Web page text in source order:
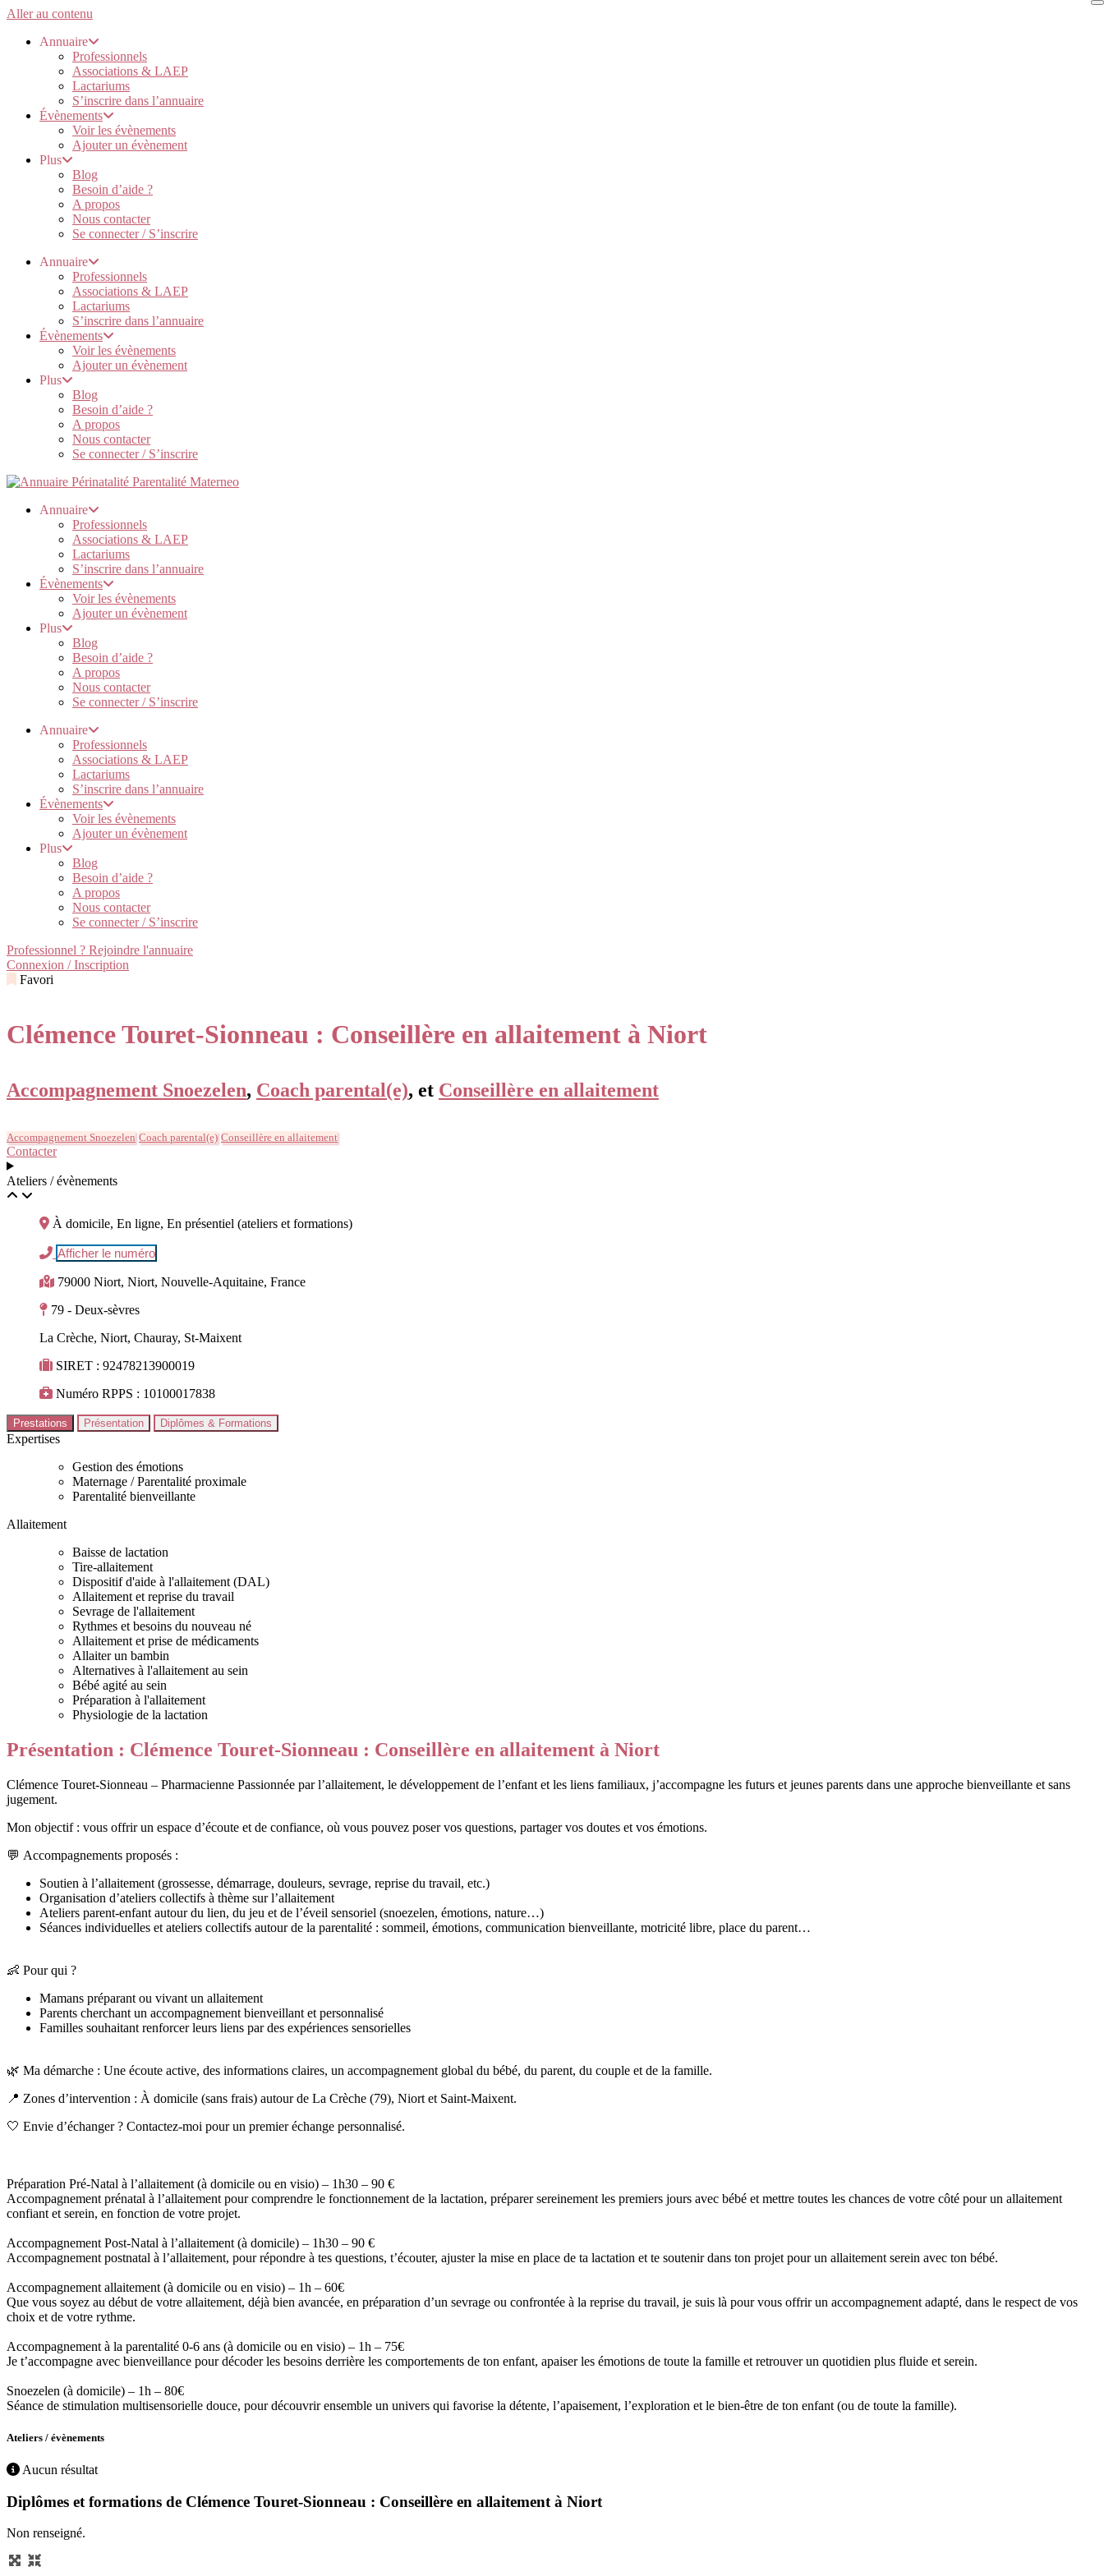
Aller au contenu
Annuaire
Professionnels
Associations & LAEP
Lactariums
S’inscrire dans l’annuaire
Évènements
Voir les évènements
Ajouter un évènement
Plus
Blog
Besoin d’aide ?
A propos
Nous contacter
Se connecter / S’inscrire
Annuaire
Professionnels
Associations & LAEP
Lactariums
S’inscrire dans l’annuaire
Évènements
Voir les évènements
Ajouter un évènement
Plus
Blog
Besoin d’aide ?
A propos
Nous contacter
Se connecter / S’inscrire
Annuaire
Professionnels
Associations & LAEP
Lactariums
S’inscrire dans l’annuaire
Évènements
Voir les évènements
Ajouter un évènement
Plus
Blog
Besoin d’aide ?
A propos
Nous contacter
Se connecter / S’inscrire
Annuaire
Professionnels
Associations & LAEP
Lactariums
S’inscrire dans l’annuaire
Évènements
Voir les évènements
Ajouter un évènement
Plus
Blog
Besoin d’aide ?
A propos
Nous contacter
Se connecter / S’inscrire
Professionnel ? Rejoindre l'annuaire
Connexion / Inscription
Favori
Clémence Touret-Sionneau : Conseillère en allaitement à Niort
Accompagnement Snoezelen, Coach parental(e), et Conseillère en allaitement
Accompagnement Snoezelen Coach parental(e) Conseillère en allaitement
Contacter
Ateliers / évènements
À domicile, En ligne, En présentiel (ateliers et formations)
Afficher le numéro
79000 Niort, Niort, Nouvelle-Aquitaine, France
79 - Deux-sèvres
La Crèche, Niort, Chauray, St-Maixent
SIRET : 92478213900019
Numéro RPPS : 10100017838
Prestations Présentation Diplômes & Formations
Expertises
Gestion des émotions
Maternage / Parentalité proximale
Parentalité bienveillante
Allaitement
Baisse de lactation
Tire-allaitement
Dispositif d'aide à l'allaitement (DAL)
Allaitement et reprise du travail
Sevrage de l'allaitement
Rythmes et besoins du nouveau né
Allaitement et prise de médicaments
Allaiter un bambin
Alternatives à l'allaitement au sein
Bébé agité au sein
Préparation à l'allaitement
Physiologie de la lactation
Présentation : Clémence Touret-Sionneau : Conseillère en allaitement à Niort
Clémence Touret-Sionneau – Pharmacienne Passionnée par l’allaitement, le développement de l’enfant et les liens familiaux, j’accompagne les futurs et jeunes parents dans une approche bienveillante et sans
jugement.
Mon objectif : vous offrir un espace d’écoute et de confiance, où vous pouvez poser vos questions, partager vos doutes et vos émotions.
💬 Accompagnements proposés :
Soutien à l’allaitement (grossesse, démarrage, douleurs, sevrage, reprise du travail, etc.)
Organisation d’ateliers collectifs à thème sur l’allaitement
Ateliers parent-enfant autour du lien, du jeu et de l’éveil sensoriel (snoezelen, émotions, nature…)
Séances individuelles et ateliers collectifs autour de la parentalité : sommeil, émotions, communication bienveillante, motricité libre, place du parent…
👶 Pour qui ?
Mamans préparant ou vivant un allaitement
Parents cherchant un accompagnement bienveillant et personnalisé
Familles souhaitant renforcer leurs liens par des expériences sensorielles
🌿 Ma démarche : Une écoute active, des informations claires, un accompagnement global du bébé, du parent, du couple et de la famille.
📍 Zones d’intervention : À domicile (sans frais) autour de La Crèche (79), Niort et Saint-Maixent.
🤍 Envie d’échanger ? Contactez-moi pour un premier échange personnalisé.
Préparation Pré-Natal à l’allaitement (à domicile ou en visio) – 1h30 – 90 €
Accompagnement prénatal à l’allaitement pour comprendre le fonctionnement de la lactation, préparer sereinement les premiers jours avec bébé et mettre toutes les chances de votre côté pour un allaitement
confiant et serein, en fonction de votre projet.
Accompagnement Post-Natal à l’allaitement (à domicile) – 1h30 – 90 €
Accompagnement postnatal à l’allaitement, pour répondre à tes questions, t’écouter, ajuster la mise en place de ta lactation et te soutenir dans ton projet pour un allaitement serein avec ton bébé.
Accompagnement allaitement (à domicile ou en visio) – 1h – 60€
Que vous soyez au début de votre allaitement, déjà bien avancée, en préparation d’un sevrage ou confrontée à la reprise du travail, je suis là pour vous offrir un accompagnement adapté, dans le respect de vos
choix et de votre rythme.
Accompagnement à la parentalité 0-6 ans (à domicile ou en visio) – 1h – 75€
Je t’accompagne avec bienveillance pour décoder les besoins derrière les comportements de ton enfant, apaiser les émotions de toute la famille et retrouver un quotidien plus fluide et serein.
Snoezelen (à domicile) – 1h – 80€
Séance de stimulation multisensorielle douce, pour découvrir ensemble un univers qui favorise la détente, l’apaisement, l’exploration et le bien-être de ton enfant (ou de toute la famille).
Ateliers / évènements
Aucun résultat
Diplômes et formations de Clémence Touret-Sionneau : Conseillère en allaitement à Niort
Non renseigné.